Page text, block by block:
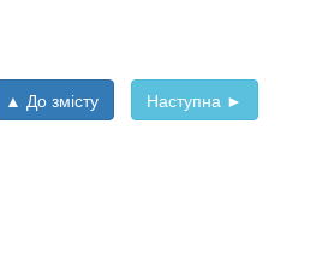
▲ До змісту Наступна ►